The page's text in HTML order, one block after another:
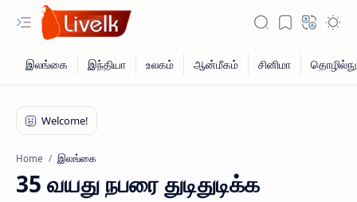
Home இலங்கை
35 வயது நபரை துடிதுடிக்க